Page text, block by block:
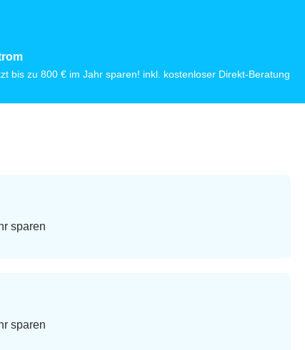
bis zu 800 € im Jahr sparen! inkl. kostenloser Direkt-Beratung
sparen
sparen